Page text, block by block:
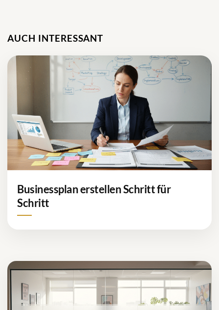
AUCH INTERESSANT
Businessplan erstellen Schritt für
Schritt